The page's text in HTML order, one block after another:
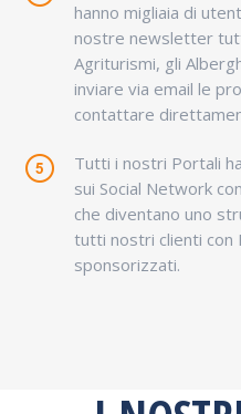
hanno migliaia di
nostre newsletter
Agriturismi, gli
inviare via email le
contattare
Tutti i nostri Portali
sui Social Network
che diventano uno
tutti nostri clienti con
sponsorizzati.